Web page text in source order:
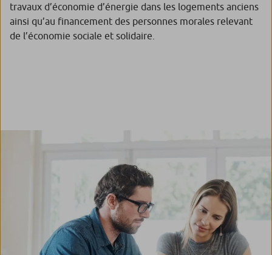
travaux d’économie d’énergie dans les logements anciens
ainsi qu’au financement des personnes morales relevant
de l’économie sociale et solidaire.